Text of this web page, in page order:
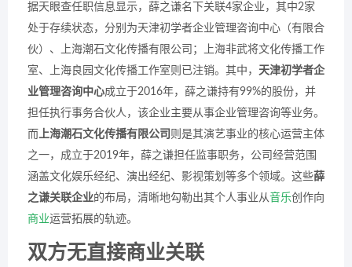
据天眼查任职信息显示，薛之谦名下关联4家企业，其中2家
处于存续状态，分别为天津初学者企业管理咨询中心（有限合
伙）、上海潮石文化传播有限公司；上海非武将文化传播工作
室、上海良园文化传播工作室则已注销。其中， 天津初学者企
业管理咨询中心成立于2016年，薛之谦持有99%的股份，并
担任执行事务合伙人，该企业主要从事企业管理咨询等业务。
而 上海潮石文化传播有限公司 则是其演艺事业的核心运营主体
之一，成立于2019年，薛之谦担任监事职务，公司经营范围
涵盖文化娱乐经纪、演出经纪、影视策划等多个领域。这些薛
之谦关联企业的布局，清晰地勾勒出其个人事业从音乐创作向
商业运营拓展的轨迹。
双方无直接商业关联